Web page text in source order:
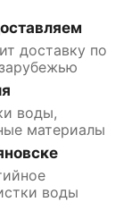
доставку по
воды,
материалы
воды